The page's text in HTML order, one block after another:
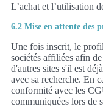
L’achat et l’utilisation
6.2 Mise en attente des
Une fois inscrit, le
sociétés affiliées afin
d'autres sites s'il est
avec sa recherche. En
conformité avec les
communiquées lors de